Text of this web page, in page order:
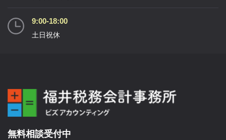
9:00-18:00
土日祝休
無料相談受付中